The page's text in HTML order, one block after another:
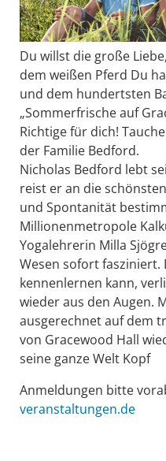
Du willst die große
dem weißen Pferd Du
und dem hundertsten
„Sommerfrische auf
Richtige für dich!
der Familie Bedford.
Nicholas Bedford lebt
reist er an die
und Spontanität
Millionenmetropole
Yogalehrerin Milla
Wesen sofort
kennenlernen kann,
wieder aus den Augen.
ausgerechnet auf dem
von Gracewood Hall
seine ganze Welt Kopf
Anmeldungen bitte
veranstaltungen.de